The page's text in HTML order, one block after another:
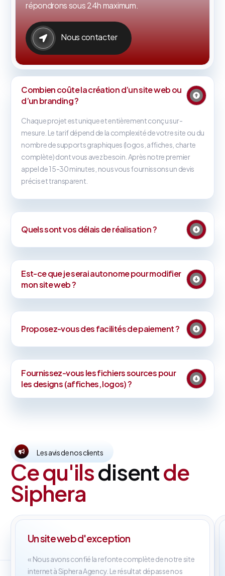
répondrons sous 24h maximum.
Nous contacter
Combien coûte la création d’un site web ou
d’un branding ?
Chaque projet est unique et entièrement conçu sur-
mesure. Le tarif dépend de la complexité de votre site ou du
nombre de supports graphiques (logos, affiches, charte
complète) dont vous avez besoin. Après notre premier
appel de 15-30 minutes, nous vous fournissons un devis
précis et transparent.
Quels sont vos délais de réalisation ?
Est-ce que je serai autonome pour modifier
mon site web ?
Proposez-vous des facilités de paiement ?
Fournissez-vous les fichiers sources pour
les designs (affiches, logos) ?
Les avis de nos clients
Ce qu'ilsdisentde
Siphera
Un site web d'exception
« Nous avons confié la refonte complète de notre site
internet à Siphera Agency. Le résultat dépasse nos